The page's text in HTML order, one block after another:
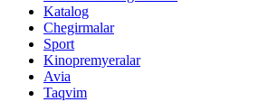
Katalog
Chegirmalar
Sport
Kinopremyeralar
Avia
Taqvim